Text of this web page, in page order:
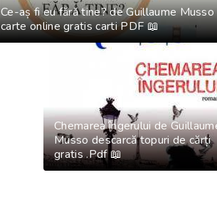
Ce-aș fi eu fără tine? de Guillaume Musso
carte online gratis carti PDF 📖
Chemarea îngerului de
Musso descarcă topuri de cărți
gratis .Pdf 📖